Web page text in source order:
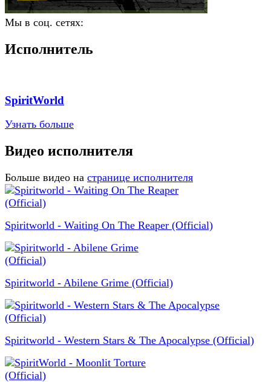
Мы в соц. сетях:
Исполнитель
SpiritWorld
Узнать больше
Видео исполнителя
Больше видео на странице исполнителя
Spiritworld - Waiting On The Reaper (Official)
Spiritworld - Abilene Grime (Official)
Spiritworld - Western Stars & The Apocalypse (Official)